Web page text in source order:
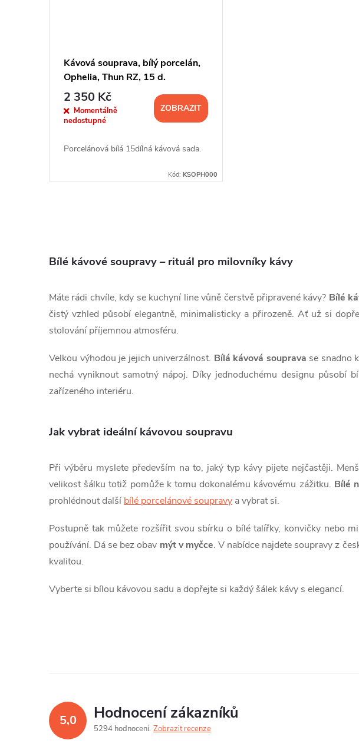
Kávová souprava, bílý porcelán,
Ophelia, Thun RZ, 15 d.
2 350 Kč
Momentálně
nedostupné
ZOBRAZIT
Porcelánová bílá 15dílná kávová sada.
Kód:KSOPH000
l
á
d
c
í
r
v
k
y
v
ý
p
Bílé kávové soupravy – rituál pro milovníky kávy
Máte rádi chvíle, kdy se kuchyní line vůně čerstvě připravené kávy? Bílé
čistý vzhled působí elegantně, minimalisticky a přirozeně. Ať už si
stolování příjemnou atmosféru.
Velkou výhodou je jejich univerzálnost. Bílá kávová souprava se snadno
nechá vyniknout samotný nápoj. Díky jednoduchému designu působí
zařízeného interiéru.
Jak vybrat ideální kávovou soupravu
Při výběru myslete především na to, jaký typ kávy pijete nejčastěji.
velikost šálku totiž pomůže k tomu dokonalému kávovému zážitku. Bílé
prohlédnout další bílé porcelánové soupravy a vybrat si.
Postupně tak můžete rozšířit svou sbírku o bílé talířky, konvičky nebo
používání. Dá se bez obav mýt v myčce. V nabídce najdete soupravy z
kvalitou.
Vyberte si bílou kávovou sadu a dopřejte si každý šálek kávy s elegancí.
5,0 Hodnocení zákazníků
5294 hodnocení Zobrazit recenze